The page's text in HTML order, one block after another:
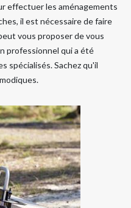
effectuer les aménagements
il est nécessaire de faire
vous proposer de vous
professionnel qui a été
spécialisés. Sachez qu'il